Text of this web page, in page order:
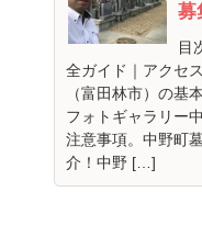
募
目
全ガイド｜アクセ
（富田林市）の基
フォトギャラリー
注意事項。中野町
介！中野 […]